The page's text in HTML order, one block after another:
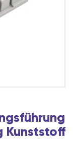
Kunststoff